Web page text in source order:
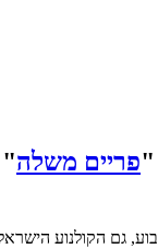
"פריים משלה"
גם הקולנוע